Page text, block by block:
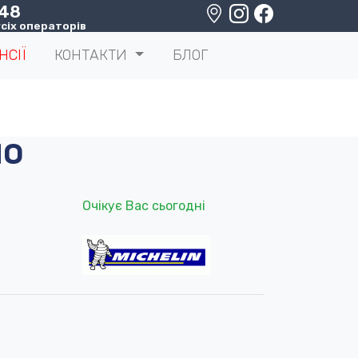
операторів
КОНТАКТИ БЛОГ
Очікує Вас сьогодні